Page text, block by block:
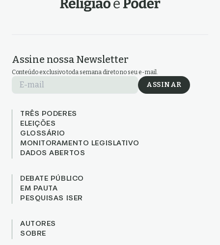
Assine nossa Newsletter
Conteúdo exclusivo toda semana direto no seu e-mail.
E-mail ASSINAR
TRÊS PODERES
ELEIÇÕES
GLOSSÁRIO
MONITORAMENTO LEGISLATIVO
DADOS ABERTOS
DEBATE PÚBLICO
EM PAUTA
PESQUISAS ISER
AUTORES
SOBRE